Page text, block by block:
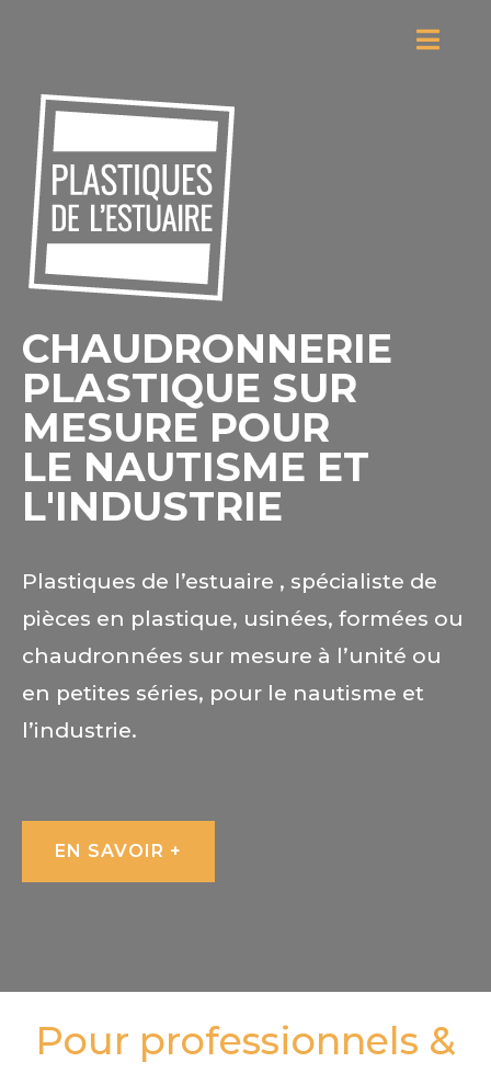
CHAUDRONNERIE
PLASTIQUE SUR
MESURE POUR
LE NAUTISME ET
L'INDUSTRIE
Plastiques de l’estuaire , spécialiste de
pièces en plastique, usinées, formées ou
chaudronnées sur mesure à l’unité ou
en petites séries, pour le nautisme et
l’industrie.
EN SAVOIR +
Pour professionnels &